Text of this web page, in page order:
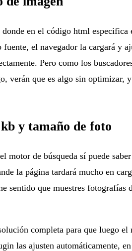
en el código html
el navegador la cargará y
Pero como los
verán que es algo sin optimizar,
y tamaño de foto
motor de búsqueda sí puede
la página tardará mucho en
sentido que muestres fotografías
completa para que luego el
las ajusten automáticamente,